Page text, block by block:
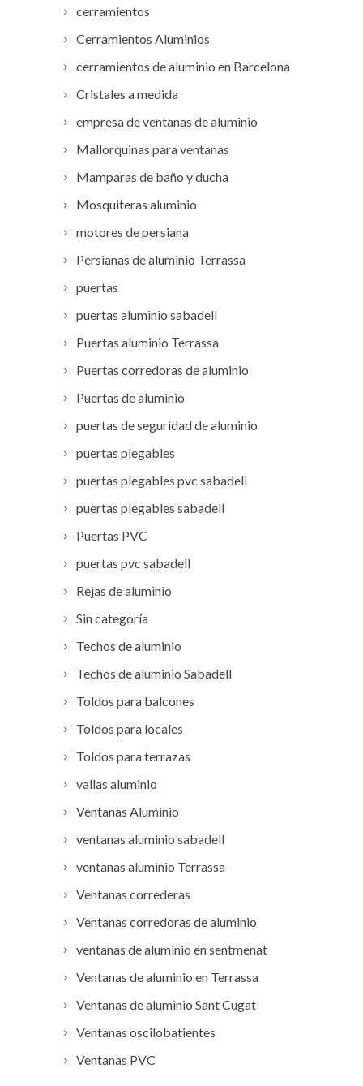
cerramientos
Cerramientos Aluminios
cerramientos de aluminio en Barcelona
Cristales a medida
empresa de ventanas de aluminio
Mallorquinas para ventanas
Mamparas de baño y ducha
Mosquiteras aluminio
motores de persiana
Persianas de aluminio Terrassa
puertas
puertas aluminio sabadell
Puertas aluminio Terrassa
Puertas corredoras de aluminio
Puertas de aluminio
puertas de seguridad de aluminio
puertas plegables
puertas plegables pvc sabadell
puertas plegables sabadell
Puertas PVC
puertas pvc sabadell
Rejas de aluminio
Sin categoría
Techos de aluminio
Techos de aluminio Sabadell
Toldos para balcones
Toldos para locales
Toldos para terrazas
vallas aluminio
Ventanas Aluminio
ventanas aluminio sabadell
ventanas aluminio Terrassa
Ventanas correderas
Ventanas corredoras de aluminio
ventanas de aluminio en sentmenat
Ventanas de aluminio en Terrassa
Ventanas de aluminio Sant Cugat
Ventanas oscilobatientes
Ventanas PVC